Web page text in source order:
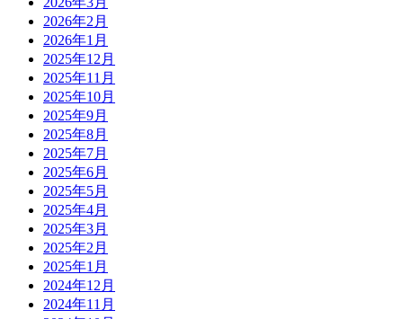
2026年2月
2026年1月
2025年12月
2025年11月
2025年10月
2025年9月
2025年8月
2025年7月
2025年6月
2025年5月
2025年4月
2025年3月
2025年2月
2025年1月
2024年12月
2024年11月